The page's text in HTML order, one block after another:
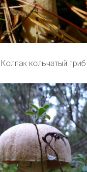
Колпак кольчатый гриб